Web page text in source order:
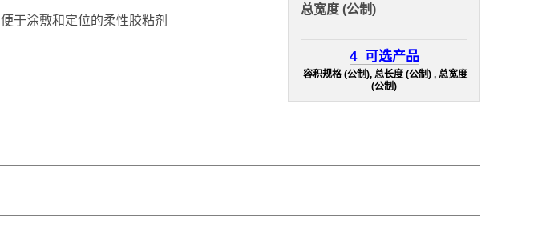
便于涂敷和定位的柔性胶粘剂
总宽度 (公制)
4 可选产品
容积规格 (公制), 总长度 (公制) , 总宽度
(公制)